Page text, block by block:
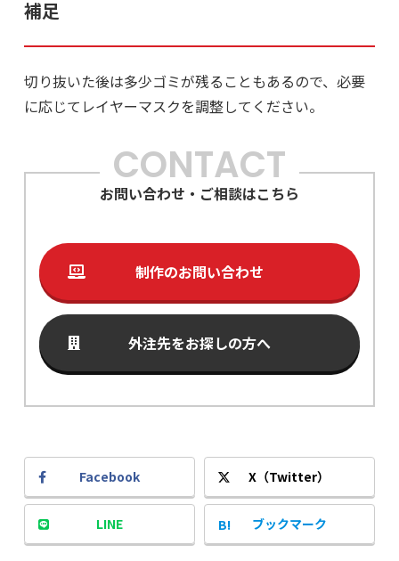
補足
切り抜いた後は多少ゴミが残ることもあるので、必要
に応じてレイヤーマスクを調整してください。
CONTACT
お問い合わせ・ご相談はこちら
制作のお問い合わせ
外注先をお探しの方へ
Facebook X（Twitter）
LINE ブックマーク